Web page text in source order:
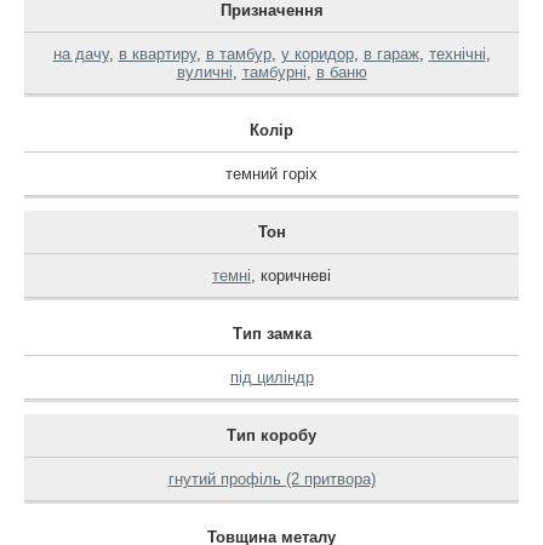
Призначення
на дачу, в квартиру, в тамбур, у коридор, в гараж, технічні
вуличні тамбурні в баню
Колір
темний горіх
Тон
темні коричневі
Тип замка
під циліндр
Тип коробу
гнутий профіль (2 притвора)
Товщина металу